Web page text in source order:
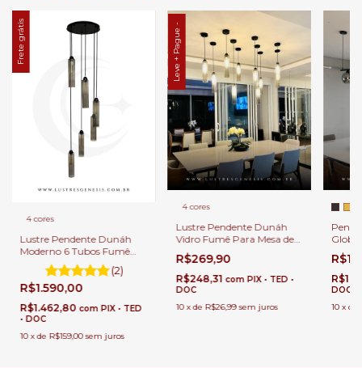
Frete grátis
4 cores
Lustre Pendente Dunáh
Moderno 6 Tubos Fumê
Para Escadas e Casas Pé
Direito Duplo e Alto.(2)
R$1.590,00
R$1.462,80 com PIX • TED
• DOC
10 xde R$159,00 sem juros
Leve + Pague -
4 cores
Lustre Pendente Dunáh
Vidro Fumê Para Mesa de
Sala de Jantar.
R$269,90
R$248,31 com PIX • TED •
DOC
10 xde R$26,99 sem juros
e
DOC
10 x de